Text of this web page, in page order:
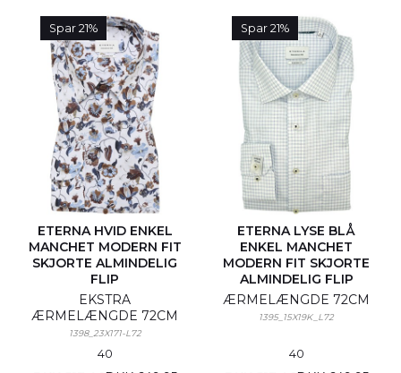
Spar 21%
ETERNA HVID ENKEL
MANCHET MODERN FIT
SKJORTE ALMINDELIG
FLIP
EKSTRA
ÆRMELÆNGDE 72CM
1398_23X171-L72
40
Spar 21%
ETERNA LYSE BLÅ
ENKEL MANCHET
MODERN FIT SKJORTE
ALMINDELIG FLIP
ÆRMELÆNGDE 72CM
1395_15X19K_L72
40